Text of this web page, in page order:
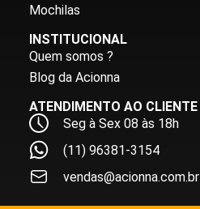
Mochilas
INSTITUCIONAL
Quem somos ?
Blog da Acionna
ATENDIMENTO AO CLIENTE
Seg à Sex 08 às 18h
(11) 96381-3154
vendas@acionna.com.br